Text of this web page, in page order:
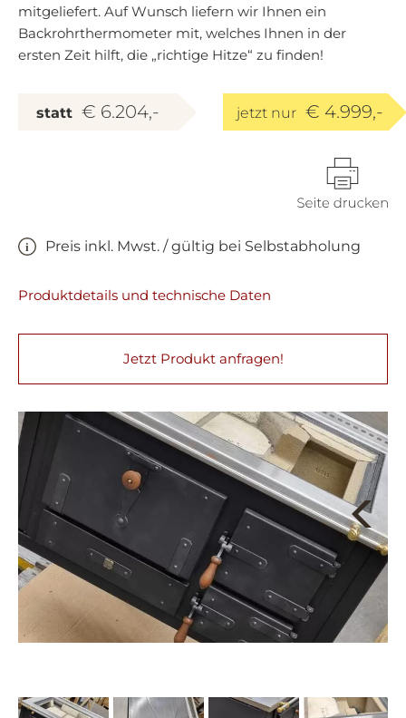
mitgeliefert. Auf Wunsch liefern wir Ihnen ein
Backrohrthermometer mit, welches Ihnen in der
ersten Zeit hilft, die „richtige Hitze“ zu finden!
statt € 6.204,- jetzt nur € 4.999,-
Preis inkl. Mwst. / gültig bei Selbstabholung
Produktdetails und technische Daten
Jetzt Produkt anfragen!
Next